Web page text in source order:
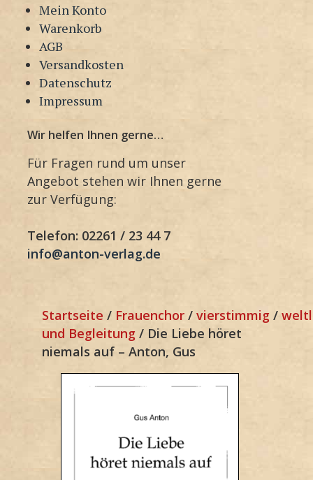
Mein Konto
Warenkorb
AGB
Versandkosten
Datenschutz
Impressum
Wir helfen Ihnen gerne…
Für Fragen rund um unser
Angebot stehen wir Ihnen gerne
zur Verfügung:
Telefon: 02261 / 23 44 7
info@anton-verlag.de
Startseite / Frauenchor / vierstimmig /
und Begleitung / Die Liebe höret
niemals auf – Anton, Gus